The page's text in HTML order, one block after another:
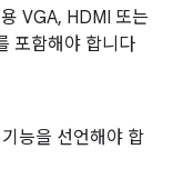
VGA, HDMI 또는
포함해야 합니다
능을 선언해야 합